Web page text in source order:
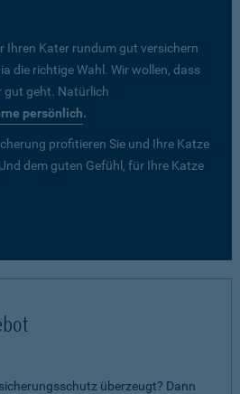
Ihren Kater rundum gut versichern
die richtige Wahl. Wir wollen, dass
gut geht. Natürlich
persönlich.
profitieren Sie und Ihre Katze
dem guten Gefühl, für Ihre Katze
überzeugt? Dann